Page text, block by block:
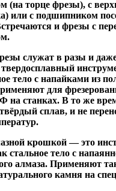
(на торце фрезы), с
или с подшипником
и фрезы с
.
служат в разы и
тело с напайками из
для
станках. В то же
сплав, и не
крошкой— это
стальное тело с
алмаза. Применяют
камня на